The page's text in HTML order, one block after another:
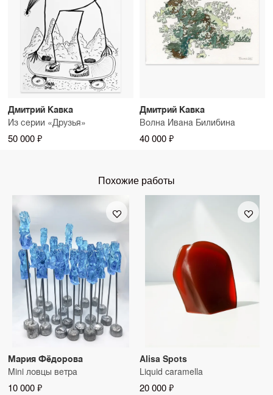
Дмитрий Кавка
Из серии «Друзья»
50 000 ₽
Дмитрий Кавка
Волна Ивана Билибина
40 000 ₽
Похожие работы
Мария Фёдорова
Mini ловцы ветра
10 000 ₽
Alisa Spots
Liquid caramella
20 000 ₽